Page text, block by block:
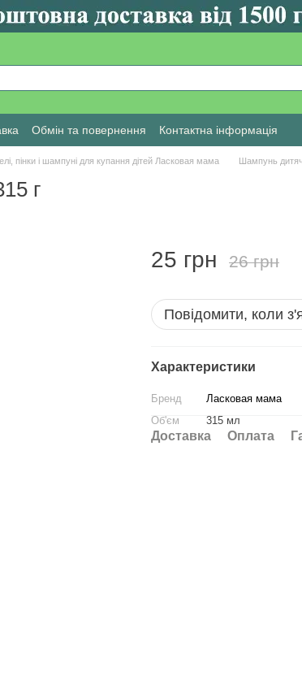
Обмін та повернення Контактна інформація
пінки і шампуні для купання дітей Ласковая мама Шампунь
г
25 грн 26 грн
Повідомити, коли
Характеристики
Бренд
Ласковая мама
Об'єм
315 мл
Доставка Оплата